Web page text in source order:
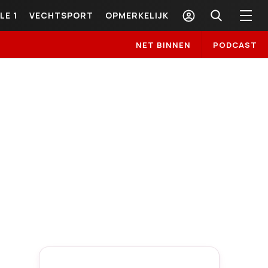
1 VECHTSPORT OPMERKELIJK
NET BINNEN PODCAST